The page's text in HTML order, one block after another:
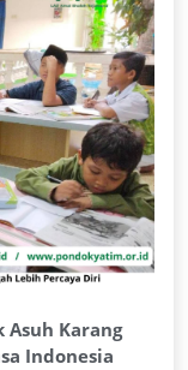
Asuh Karang
Indonesia